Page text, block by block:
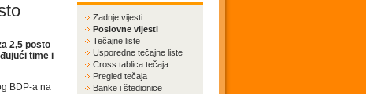
2,5 posto
time i
BDP-a na
Zadnje vijesti
Poslovne vijesti
Tečajne liste
Usporedne tečajne liste
Cross tablica tečaja
Pregled tečaja
Banke i štedionice